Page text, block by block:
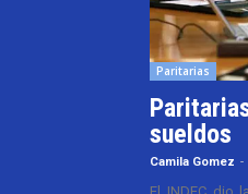
Paritarias
sueldos
Camila Gomez -